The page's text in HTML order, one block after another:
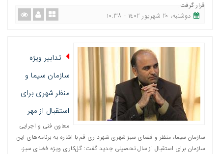
قرار گرفت.
دوشنبه، ٢٠ شهریور ١٤٠٢ - ١٠:٣٨
تدابیر ویژه
سازمان سیما و
منظر شهری برای
استقبال از مهر
معاون فنی و اجرایی
سازمان سیما، منظر و فضای سبز شهری شهرداری قم با اشاره به برنامه‌های این
سازمان برای استقبال از سال تحصیلی جدید گفت: گل‌کاری ویژه فضای سبز،